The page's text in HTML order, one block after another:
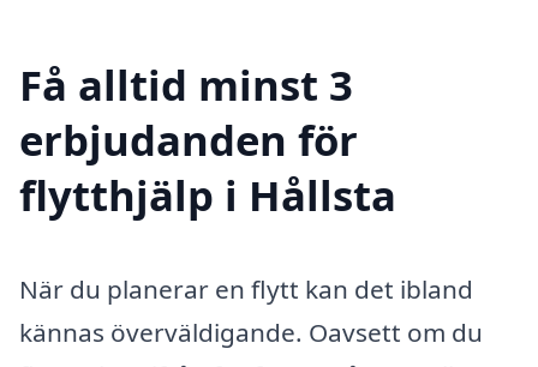
Få alltid minst 3
erbjudanden för
flytthjälp i Hållsta
När du planerar en flytt kan det ibland
kännas överväldigande. Oavsett om du